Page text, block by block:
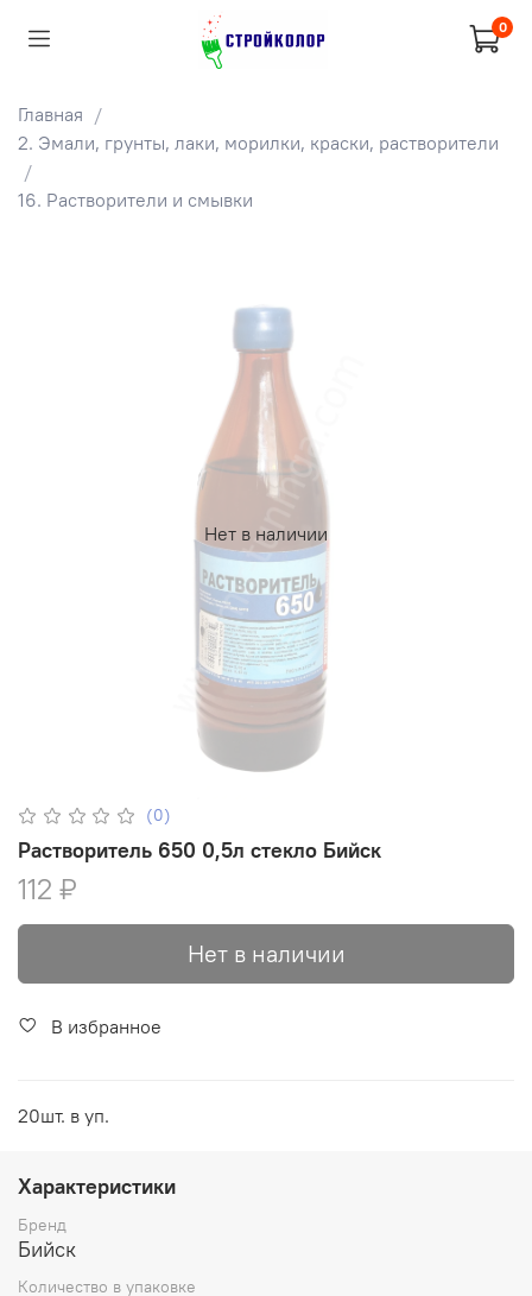
0
Главная
2. Эмали, грунты, лаки, морилки, краски, растворители
16. Растворители и смывки
Нет в наличии
(0)
Растворитель 650 0,5л стекло Бийск
112 ₽
Нет в наличии
В избранное
20шт. в уп.
Характеристики
Бренд
Бийск
Количество в упаковке